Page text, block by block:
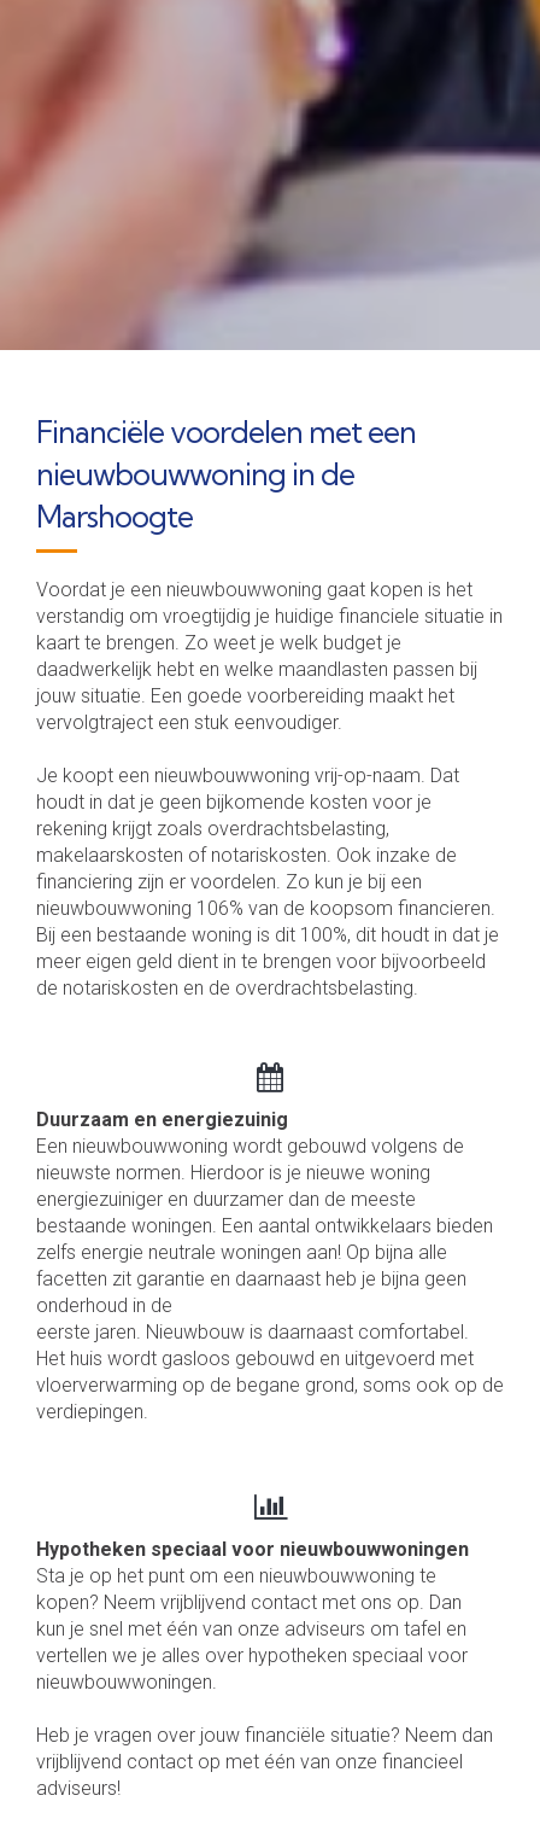
Financiële voordelen met een
nieuwbouwwoning in de
Marshoogte
Voordat je een nieuwbouwwoning gaat kopen is het
verstandig om vroegtijdig je huidige financiele situatie in
kaart te brengen. Zo weet je welk budget je
daadwerkelijk hebt en welke maandlasten passen bij
jouw situatie. Een goede voorbereiding maakt het
vervolgtraject een stuk eenvoudiger.
Je koopt een nieuwbouwwoning vrij-op-naam. Dat
houdt in dat je geen bijkomende kosten voor je
rekening krijgt zoals overdrachtsbelasting,
makelaarskosten of notariskosten. Ook inzake de
financiering zijn er voordelen. Zo kun je bij een
nieuwbouwwoning 106% van de koopsom financieren.
Bij een bestaande woning is dit 100%, dit houdt in dat je
meer eigen geld dient in te brengen voor bijvoorbeeld
de notariskosten en de overdrachtsbelasting.
Duurzaam en energiezuinig
Een nieuwbouwwoning wordt gebouwd volgens de
nieuwste normen. Hierdoor is je nieuwe woning
energiezuiniger en duurzamer dan de meeste
bestaande woningen. Een aantal ontwikkelaars bieden
zelfs energie neutrale woningen aan! Op bijna alle
facetten zit garantie en daarnaast heb je bijna geen
onderhoud in de
eerste jaren. Nieuwbouw is daarnaast comfortabel.
Het huis wordt gasloos gebouwd en uitgevoerd met
vloerverwarming op de begane grond, soms ook op de
verdiepingen.
Hypotheken speciaal voor nieuwbouwwoningen
Sta je op het punt om een nieuwbouwwoning te
kopen? Neem vrijblijvend contact met ons op. Dan
kun je snel met één van onze adviseurs om tafel en
vertellen we je alles over hypotheken speciaal voor
nieuwbouwwoningen.
Heb je vragen over jouw financiële situatie? Neem dan
vrijblijvend contact op met één van onze financieel
adviseurs!